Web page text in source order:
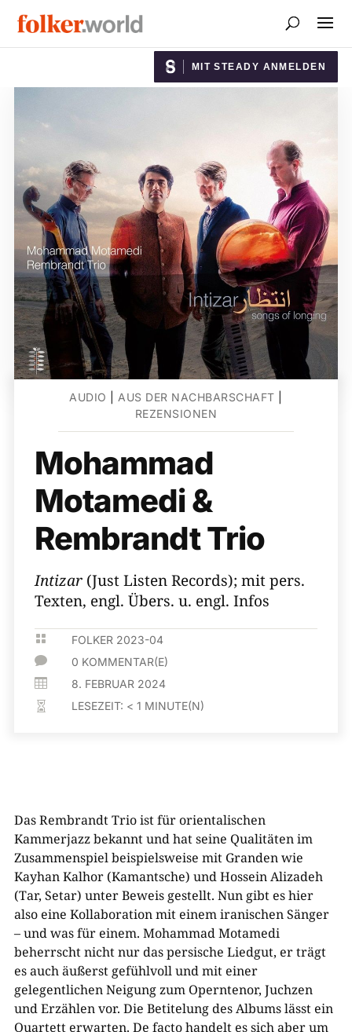
MIT STEADY ANMELDEN
AUDIO AUS DER NACHBARSCHAFT
REZENSIONEN
Mohammad
Motamedi &
Rembrandt Trio
Intizar (Just Listen Records); mit pers.
Texten, engl. Übers. u. engl. Infos
 FOLKER 2023-04
 0 KOMMENTAR(E)
 8. FEBRUAR 2024
 LESEZEIT: < 1 MINUTE(N)
Das Rembrandt Trio ist für orientalischen
Kammerjazz bekannt und hat seine Qualitäten im
Zusammenspiel beispielsweise mit Granden wie
Kayhan Kalhor (Kamantsche) und Hossein Alizadeh
(Tar, Setar) unter Beweis gestellt. Nun gibt es hier
also eine Kollaboration mit einem iranischen Sänger
– und was für einem. Mohammad Motamedi
beherrscht nicht nur das persische Liedgut, er trägt
es auch äußerst gefühlvoll und mit einer
gelegentlichen Neigung zum Operntenor, Juchzen
und Erzählen vor. Die Betitelung des Albums lässt ein
Quartett erwarten. De facto handelt es sich aber um